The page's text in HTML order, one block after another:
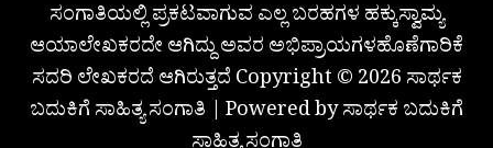
ಸಂಗಾತಿಯಲ್ಲಿ ಪ್ರಕಟವಾಗುವ ಎಲ್ಲ ಬರಹಗಳ ಹಕ್ಕುಸ್ವಾಮ್ಯ
ಆಯಾಲೇಖಕರದೇ ಆಗಿದ್ದು ಅವರ ಅಭಿಪ್ರಾಯಗಳಹೊಣೆಗಾರಿಕೆ
ಸದರಿ ಲೇಖಕರದೆ ಆಗಿರುತ್ತದೆ Copyright © 2026 ಸಾರ್ಥಕ
ಬದುಕಿಗೆ ಸಾಹಿತ್ಯ ಸಂಗಾತಿ | Powered by ಸಾರ್ಥಕ ಬದುಕಿಗೆ